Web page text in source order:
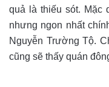
quả là thiếu sót. Mặc
nhưng ngon nhất
Nguyễn Trường Tộ.
cũng sẽ thấy quán